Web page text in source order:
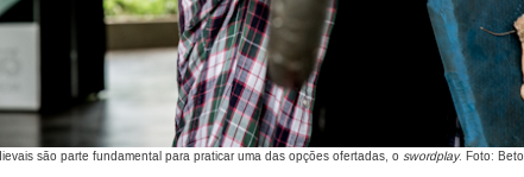
são parte fundamental para praticar uma das opções ofertadas, oswordplay. Foto: Beto